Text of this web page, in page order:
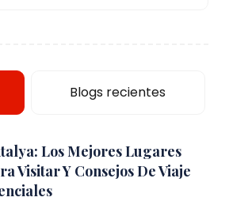
Blogs recientes
Los Mejores Lugares
Visitar Y Consejos De Viaje